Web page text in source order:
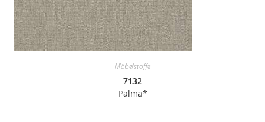
Möbelstoffe
7132
Palma*